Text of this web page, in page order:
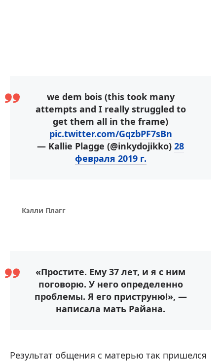
we dem bois (this took many
attempts and I really struggled to
get them all in the frame)
pic.twitter.com/GqzbPF7sBn
— Kallie Plagge (@inkydojikko) 28
февраля 2019 г.
Кэлли Плагг
«Простите. Ему 37 лет, и я с ним
поговорю. У него определенно
проблемы. Я его приструню!», —
написала мать Райана.
Результат общения с матерью так пришелся